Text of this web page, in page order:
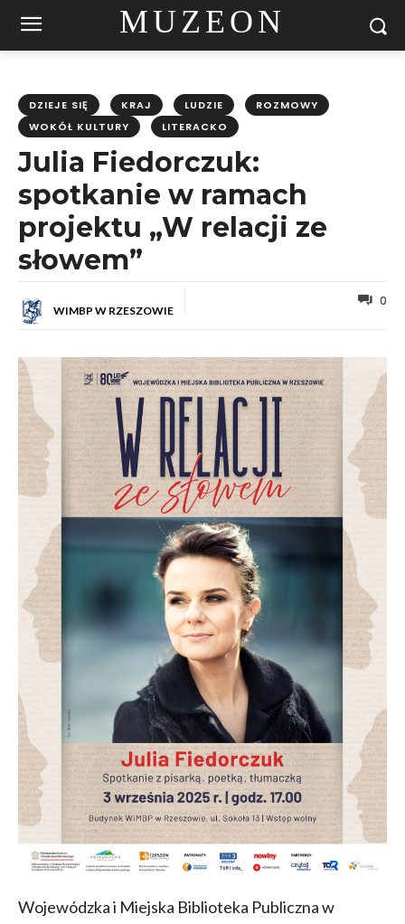
MUZEON
DZIEJE SIĘ KRAJ LUDZIE
ROZMOWY
WOKÓŁ KULTURY
LITERACKO
Julia Fiedorczuk:
spotkanie w ramach
projektu „W relacji ze
słowem”
WIMBP W RZESZOWIE
0
Wojewódzka i Miejska Biblioteka Publiczna w